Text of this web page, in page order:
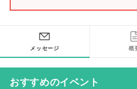
メッセージ 概
おすすめのイベント